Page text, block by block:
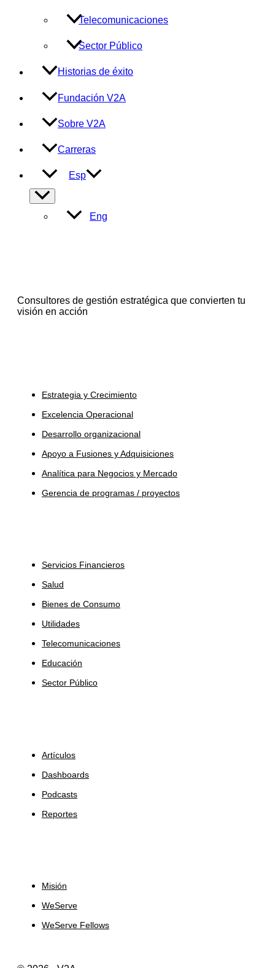
Telecomunicaciones
Sector Público
Historias de éxito
Fundación V2A
Sobre V2A
Carreras
Esp
Alternar
menú
Eng
Consultores de gestión estratégica que convierten tu
visión en acción
Estrategia y Crecimiento
Excelencia Operacional
Desarrollo organizacional
Apoyo a Fusiones y Adquisiciones
Analítica para Negocios y Mercado
Gerencia de programas / proyectos
Servicios Financieros
Salud
Bienes de Consumo
Utilidades
Telecomunicaciones
Educación
Sector Público
Artículos
Dashboards
Podcasts
Reportes
Misión
WeServe
WeServe Fellows